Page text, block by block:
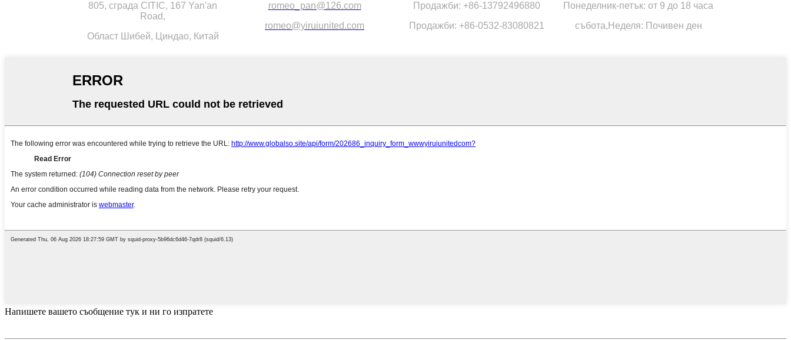
805, сграда CITIC, 167 Yan'an
Road,
Област Шибей, Циндао, Китай
romeo_pan@126.com
romeo@yiruiunited.com
Продажби: +86-13792496880
Продажби: +86-0532-83080821
Понеделник-петък: от 9 до 18 часа
събота, Неделя: Почивен ден
Напишете вашето съобщение тук и ни го изпратете